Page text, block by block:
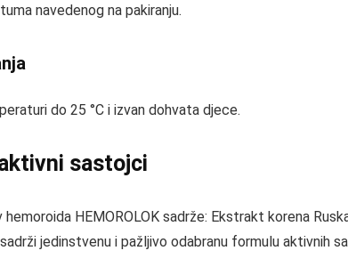
navedenog na pakiranju.
do 25 °C i izvan dohvata djece.
sastojci
hemoroida HEMOROLOK sadrže: Ekstrakt korena
jedinstvenu i pažljivo odabranu formulu